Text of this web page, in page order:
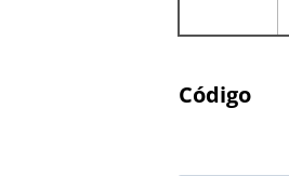
Código